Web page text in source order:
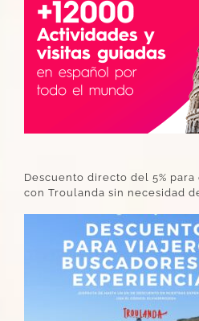
Descuento directo del 5%
con Troulanda sin necesidad